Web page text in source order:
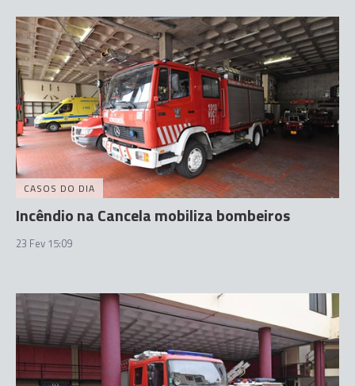
CASOS DO DIA
Incêndio na Cancela mobiliza bombeiros
23 Fev 15:09